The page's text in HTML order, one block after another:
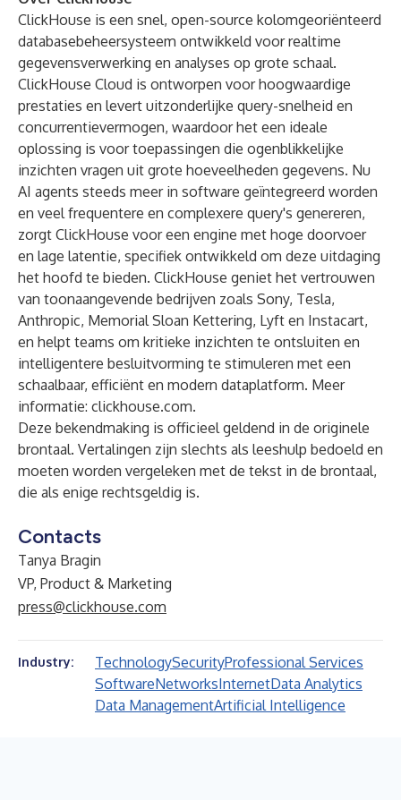
ClickHouse is een snel, open-source kolomgeoriënteerd
databasebeheersysteem ontwikkeld voor realtime
gegevensverwerking en analyses op grote schaal.
ClickHouse Cloud is ontworpen voor hoogwaardige
prestaties en levert uitzonderlijke query-snelheid en
concurrentievermogen, waardoor het een ideale
oplossing is voor toepassingen die ogenblikkelijke
inzichten vragen uit grote hoeveelheden gegevens. Nu
AI agents steeds meer in software geïntegreerd worden
en veel frequentere en complexere query's genereren,
zorgt ClickHouse voor een engine met hoge doorvoer
en lage latentie, specifiek ontwikkeld om deze uitdaging
het hoofd te bieden. ClickHouse geniet het vertrouwen
van toonaangevende bedrijven zoals Sony, Tesla,
Anthropic, Memorial Sloan Kettering, Lyft en Instacart,
en helpt teams om kritieke inzichten te ontsluiten en
intelligentere besluitvorming te stimuleren met een
schaalbaar, efficiënt en modern dataplatform. Meer
informatie: clickhouse.com.
Deze bekendmaking is officieel geldend in de originele
brontaal. Vertalingen zijn slechts als leeshulp bedoeld en
moeten worden vergeleken met de tekst in de brontaal,
die als enige rechtsgeldig is.
Contacts
Tanya Bragin
VP, Product & Marketing
press@clickhouse.com
Industry: TechnologySecurityProfessional Services
SoftwareNetworksInternetData Analytics
Data ManagementArtificial Intelligence